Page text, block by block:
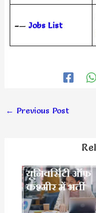
–— Jobs List
← Previous Post